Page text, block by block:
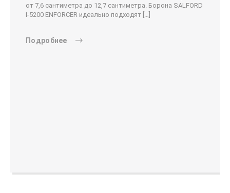
от 7,6 сантиметра до 12,7 сантиметра. Борона SALFORD
I-5200 ENFORCER идеально подходят […]
Подробнее